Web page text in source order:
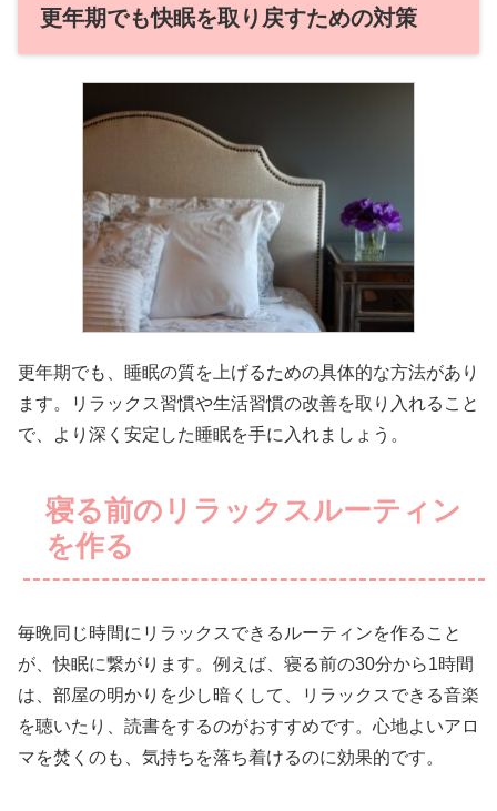
更年期でも快眠を取り戻すための対策
更年期でも、睡眠の質を上げるための具体的な方法があり
ます。リラックス習慣や生活習慣の改善を取り入れること
で、より深く安定した睡眠を手に入れましょう。
寝る前のリラックスルーティン
を作る
毎晩同じ時間にリラックスできるルーティンを作ること
が、快眠に繋がります。例えば、寝る前の30分から1時間
は、部屋の明かりを少し暗くして、リラックスできる音楽
を聴いたり、読書をするのがおすすめです。心地よいアロ
マを焚くのも、気持ちを落ち着けるのに効果的です。